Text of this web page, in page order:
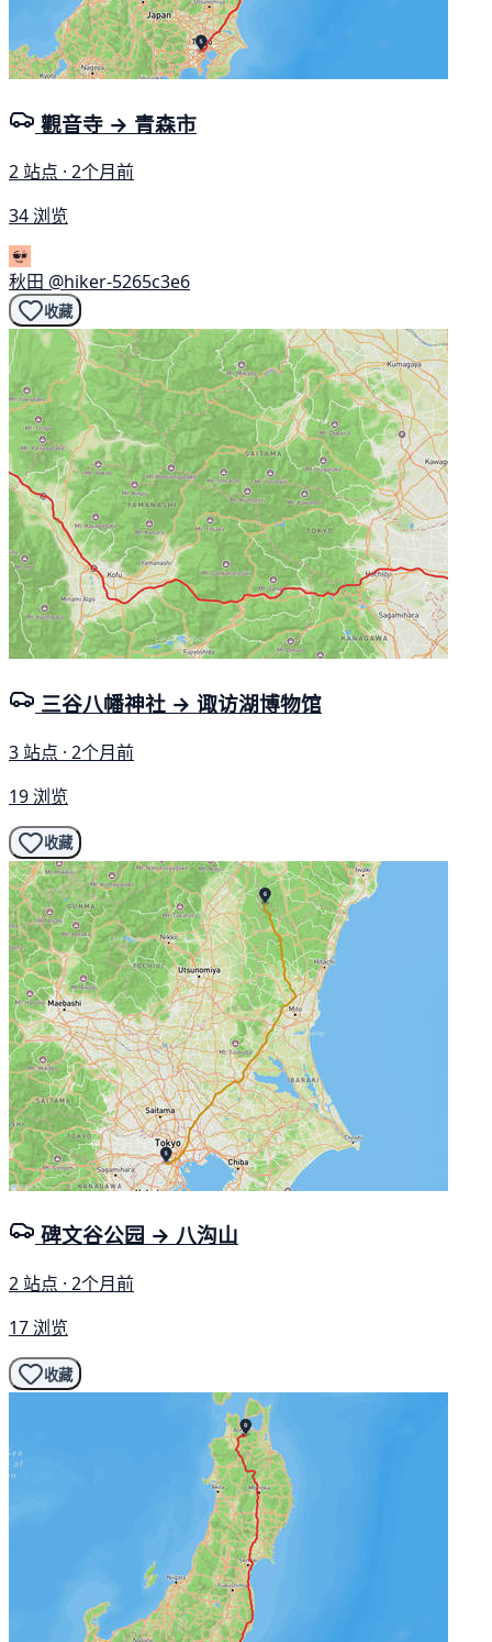
觀音寺 → 青森市
2 站点 · 2个月前
34 浏览
秋田 @hiker-5265c3e6
收藏
三谷八幡神社 → 诹访湖博物馆
3 站点 · 2个月前
19 浏览
收藏
碑文谷公园 → 八沟山
2 站点 · 2个月前
17 浏览
收藏